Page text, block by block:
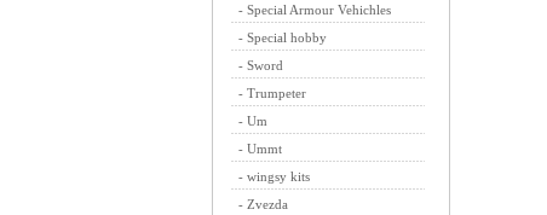
- Special Armour Vehichles
- Special hobby
- Sword
- Trumpeter
- Um
- Ummt
- wingsy kits
- Zvezda